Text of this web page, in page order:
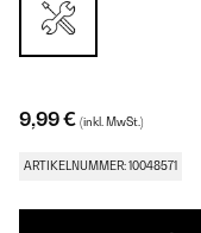
9,99 € (inkl. MwSt.)
ARTIKELNUMMER: 10048571